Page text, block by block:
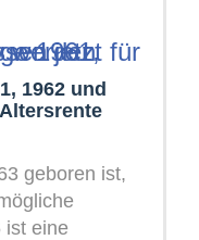
1962 und
geboren ist,
ist eine